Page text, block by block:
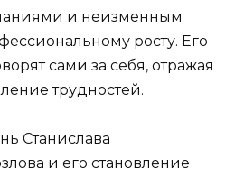
и неизменным
росту. Его
сами за себя, отражая
трудностей.
Станислава
и его становление